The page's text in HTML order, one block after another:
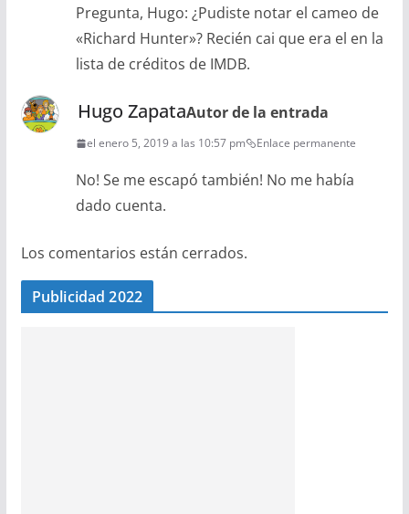
Pregunta, Hugo: ¿Pudiste notar el cameo de
«Richard Hunter»? Recién cai que era el en la
lista de créditos de IMDB.
Hugo ZapataAutor de la entrada
el enero 5, 2019 a las 10:57 pm Enlace permanente
No! Se me escapó también! No me había
dado cuenta.
Los comentarios están cerrados.
Publicidad 2022